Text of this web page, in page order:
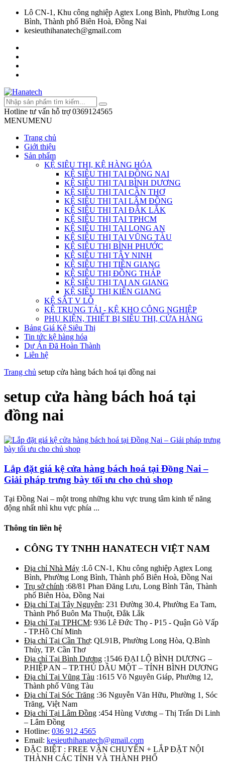
Lô CN-1, Khu công nghiệp Agtex Long Bình, Phường Long
Bình, Thành phố Biên Hoà, Đồng Nai
kesieuthihanatech@gmail.com
Hotline tư vấn hỗ trợ 0369124565
MENUMENU
Trang chủ
Giới thiệu
Sản phẩm
KỆ SIÊU THỊ, KỆ HÀNG HÓA
KỆ SIÊU THỊ TẠI ĐỒNG NAI
KỆ SIÊU THỊ TẠI BÌNH DƯƠNG
KỆ SIÊU THỊ TẠI CẦN THƠ
KỆ SIÊU THỊ TẠI LÂM ĐỒNG
KỆ SIÊU THỊ TẠI ĐẮK LẮK
KỆ SIÊU THỊ TẠI TPHCM
KỆ SIÊU THỊ TẠI LONG AN
KỆ SIÊU THỊ TẠI VŨNG TÀU
KỆ SIÊU THỊ BÌNH PHƯỚC
KỆ SIÊU THỊ TÂY NINH
KỆ SIÊU THỊ TIỀN GIANG
KỆ SIÊU THỊ ĐỒNG THÁP
KỆ SIÊU THỊ TẠI AN GIANG
KỆ SIÊU THỊ KIÊN GIANG
KỆ SẮT V LỖ
KỆ TRUNG TẢI - KỆ KHO CÔNG NGHIỆP
PHỤ KIỆN, THIẾT BỊ SIÊU THỊ, CỬA HÀNG
Bảng Giá Kệ Siêu Thị
Tin tức kệ hàng hóa
Dự Án Đã Hoàn Thành
Liên hệ
Trang chủ setup cửa hàng bách hoá tại đồng nai
setup cửa hàng bách hoá tại
đồng nai
Lắp đặt giá kệ cửa hàng bách hoá tại Đồng Nai –
Giải pháp trưng bày tối ưu cho chủ shop
Tại Đồng Nai – một trong những khu vực trung tâm kinh tế năng
động nhất nhì khu vực phía ...
Thông tin liên hệ
CÔNG TY TNHH HANATECH VIỆT NAM
Địa chỉ Nhà Máy :Lô CN-1, Khu công nghiệp Agtex Long
Bình, Phường Long Bình, Thành phố Biên Hoà, Đồng Nai
Trụ sở chính :68/81 Phan Đăng Lưu, Long Bình Tân, Thành
phố Biên Hòa, Đồng Nai
Địa chỉ Tại Tây Nguyên: 231 Đường 30.4, Phường Ea Tam,
Thành Phố Buôn Ma Thuột, Đắk Lắk
Địa chỉ Tại TPHCM: 936 Lê Đức Thọ - P15 - Quận Gò Vấp
- TP.Hồ Chí Minh
Địa chỉ Tại Cần Thơ: QL91B, Phường Long Hòa, Q.Bình
Thủy, TP. Cần Thơ
Địa chỉ Tại Bình Dương :1546 ĐẠI LỘ BÌNH DƯƠNG –
P.HIỆP AN – TP.THỦ DẦU MỘT – TỈNH BÌNH DƯƠNG
Địa chỉ Tại Vũng Tàu :1615 Võ Nguyên Giáp, Phường 12,
Thành phố Vũng Tàu
Địa chỉ Tại Sóc Trăng :36 Nguyễn Văn Hữu, Phường 1, Sóc
Trăng, Việt Nam
Địa chỉ Tại Lâm Đồng :454 Hùng Vương – Thị Trấn Di Linh
– Lâm Đồng
Hotline: 036 912 4565
Email: kesieuthihanatech@gmail.com
ĐẶC BIỆT : FREE VẬN CHUYỂN + LẮP ĐẶT NỘI
THÀNH CÁC TỈNH VÀ THÀNH PHỐ